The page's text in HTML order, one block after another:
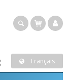
Français